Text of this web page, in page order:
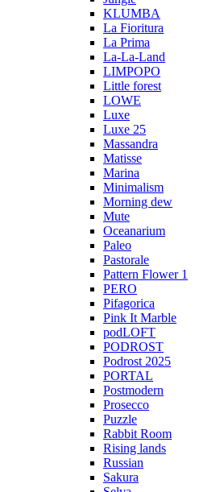
KLUMBA
La Fioritura
La Prima
La-La-Land
LIMPOPO
Little forest
LOWE
Luxe
Luxe 25
Massandra
Matisse
Marina
Minimalism
Morning dew
Mute
Oceanarium
Paleo
Pastorale
Pattern Flower 1
PERO
Pifagorica
Pink It Marble
podLOFT
PODROST
Podrost 2025
PORTAL
Postmodern
Prosecco
Puzzle
Rabbit Room
Rising lands
Russian
Sakura